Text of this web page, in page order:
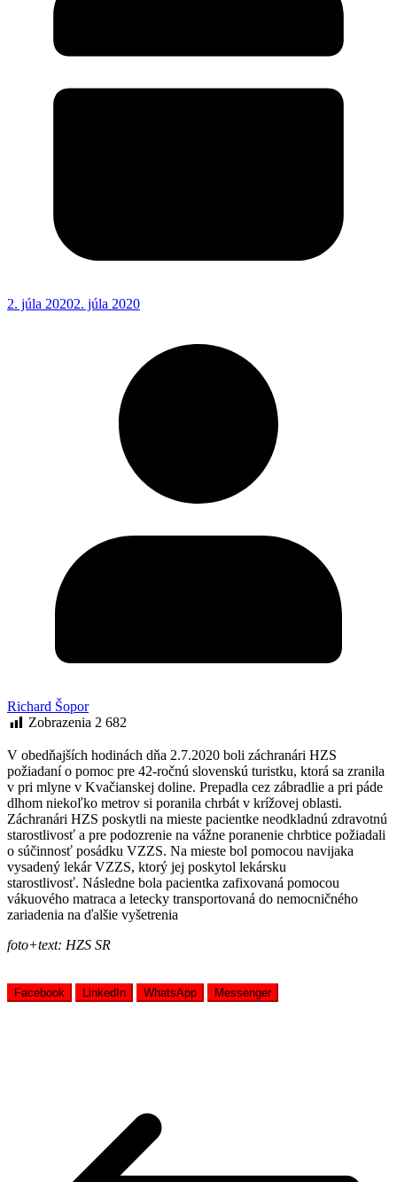
2. júla 20202. júla 2020
Richard Šopor
Zobrazenia 2 682
V obedňajších hodinách dňa 2.7.2020 boli záchranári HZS
požiadaní o pomoc pre 42-ročnú slovenskú turistku, ktorá sa zranila
v pri mlyne v Kvačianskej doline. Prepadla cez zábradlie a pri páde
dlhom niekoľko metrov si poranila chrbát v krížovej oblasti.
Záchranári HZS poskytli na mieste pacientke neodkladnú zdravotnú
starostlivosť a pre podozrenie na vážne poranenie chrbtice požiadali
o súčinnosť posádku VZZS. Na mieste bol pomocou navijaka
vysadený lekár VZZS, ktorý jej poskytol lekársku
starostlivosť. Následne bola pacientka zafixovaná pomocou
vákuového matraca a letecky transportovaná do nemocničného
zariadenia na ďalšie vyšetrenia
foto+text: HZS SR
Facebook LinkedIn WhatsApp Messenger